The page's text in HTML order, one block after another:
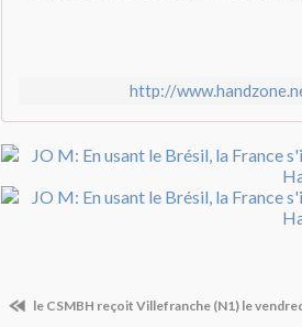
http://
le CSMBH reçoit Villefranche (N1) le